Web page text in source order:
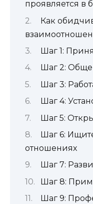
проявляется в
Как
Шаг 1:
Шаг 2:
Шаг 3:
Шаг 4:
Шаг 5:
Шаг 6:
отношениях
Шаг 7:
Шаг 8:
Шаг 9: